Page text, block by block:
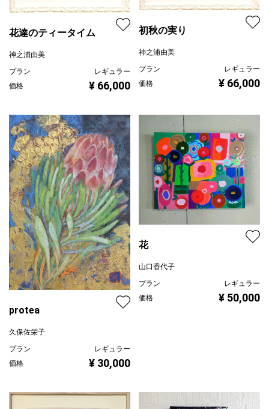
花達のティータイム
神之浦由美
プラン
レギュラー
価格
¥ 66,000
初秋の実り
神之浦由美
プラン
レギュラー
価格
¥ 66,000
protea
久保佐栄子
プラン
レギュラー
価格
¥ 30,000
花
山口香代子
プラン
レギュラー
価格
¥ 50,000